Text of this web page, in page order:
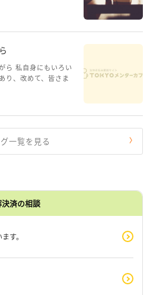
の深いところ（深
う角度から解決の
ら 私自身にもいろい
り、改めて、皆さま
がいてる。わたし
れるような日々で
一覧を見る
済の相談
す。